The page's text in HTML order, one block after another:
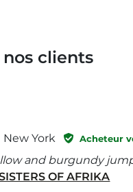
clients
New York Acheteur
and burgundy
OF AFRIKA